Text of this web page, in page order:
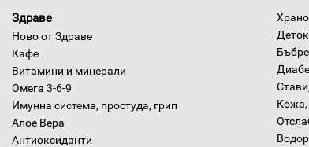
Здраве
Ново от Здраве
Кафе
Витамини и минерали
Омега 3-6-9
Имунна система, простуда, грип
Алое Вера
Антиоксиданти
Кожа,